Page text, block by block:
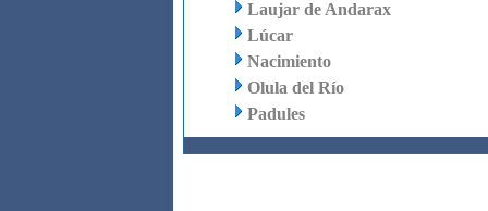
Laujar de Andarax
Lúcar
Nacimiento
Olula del Río
Padules